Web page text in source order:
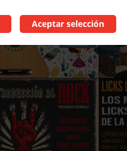
Aceptar selección